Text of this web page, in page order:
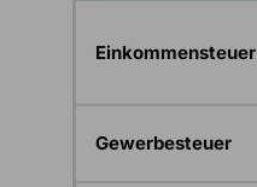
Einkommensteuer
Gewerbesteuer